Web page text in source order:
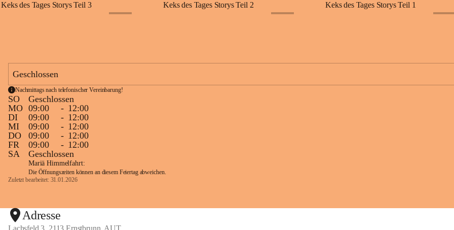
Keks des Tages Storys Teil 3 Keks des Tages Storys Teil 2 Keks des Tages Storys Teil 1
Geschlossen
Nachmittags nach telefonischer Vereinbarung!
SO
Geschlossen
MO 09:00 - 12:00
DI
09:00 - 12:00
MI
09:00 - 12:00
DO
09:00 - 12:00
FR
09:00 - 12:00
SA
Geschlossen
Mariä Himmelfahrt:
Die Öffnungszeiten können an diesem Feiertag abweichen.
Zuletzt bearbeitet: 31.01.2026
Adresse
Lachsfeld 3, 2113 Ernstbrunn, AUT